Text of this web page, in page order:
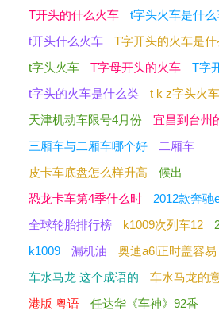
T开头的什么火车
t字头火车是什么
t开头什么火车
T字开头的火车是什
t字头火车
T字母开头的火车
T字
t字头的火车是什么类
t k z字头火车
天津机动车限号4月份
宜昌到台州
三厢车与二厢车哪个好
二厢车
皮卡车底盘怎么样升高
候出
恐龙卡车第4季什么时
2012款奔驰
全球轮胎排行榜
k1009次列车12
k1009
漏机油
奥迪a6l正时盖容易
车水马龙 这个成语的
车水马龙的
港版 粤语
任达华《车神》92香